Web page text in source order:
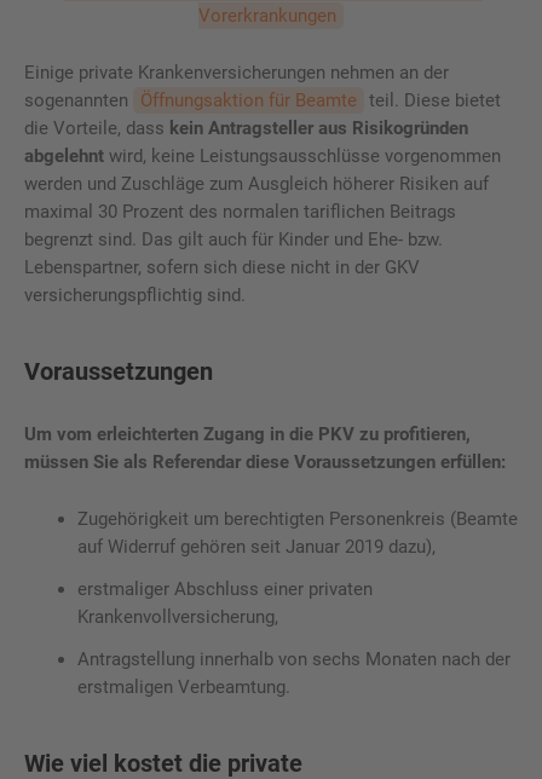
Vorerkrankungen
Einige private Krankenversicherungen nehmen an der
sogenannten
Öffnungsaktion für Beamte
teil. Diese bietet
die Vorteile, dass kein Antragsteller aus Risikogründen
abgelehnt wird, keine Leistungsausschlüsse vorgenommen
werden und Zuschläge zum Ausgleich höherer Risiken auf
maximal 30 Prozent des normalen tariflichen Beitrags
begrenzt sind. Das gilt auch für Kinder und Ehe- bzw.
Lebenspartner, sofern sich diese nicht in der GKV
versicherungspflichtig sind.
Voraussetzungen
Um vom erleichterten Zugang in die PKV zu profitieren,
müssen Sie als Referendar diese Voraussetzungen erfüllen:
Zugehörigkeit um berechtigten Personenkreis (Beamte
auf Widerruf gehören seit Januar 2019 dazu),
erstmaliger Abschluss einer privaten
Krankenvollversicherung,
Antragstellung innerhalb von sechs Monaten nach der
erstmaligen Verbeamtung.
Wie viel kostet die private